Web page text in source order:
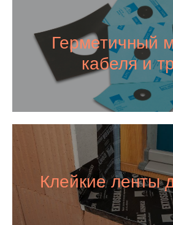
Герметичный
кабеля и
Клейкие ленты